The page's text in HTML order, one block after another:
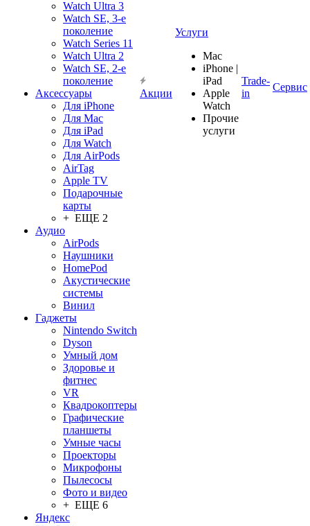
Watch Ultra 3
Watch SE, 3-е
поколение
Watch Series 11
Watch Ultra 2
Watch SE, 2-е
поколение
Аксессуары
Для iPhone
Для Mac
Для iPad
Для Watch
Для AirPods
AirTag
Apple TV
Подарочные
карты
+ ЕЩЕ 2
Аудио
AirPods
Наушники
HomePod
Акустические
системы
Винил
Гаджеты
Nintendo Switch
Dyson
Умный дом
Здоровье и
фитнес
VR
Квадрокоптеры
Графические
планшеты
Умные часы
Проекторы
Микрофоны
Пылесосы
Фото и видео
+ ЕЩЕ 6
Яндекс
Акции
Услуги
Mac
iPhone |
iPad
Apple
Watch
Прочие
услуги
Trade-
in
Сервис